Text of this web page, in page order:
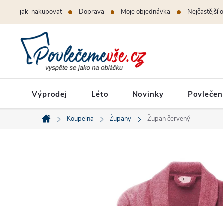
jak-nakupovat Doprava Moje objednávka Nejčastější
Výprodej Léto Novinky
Domů
Koupelna Župany Župan červený